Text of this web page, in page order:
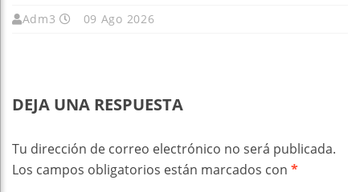
Adm3 09 Ago 2026
DEJA UNA RESPUESTA
Tu dirección de correo electrónico no será publicada.
Los campos obligatorios están marcados con *